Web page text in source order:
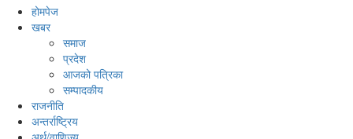
होमपेज
खबर
समाज
प्रदेश
आजको पत्रिका
सम्पादकीय
राजनीति
अन्तर्राष्ट्रिय